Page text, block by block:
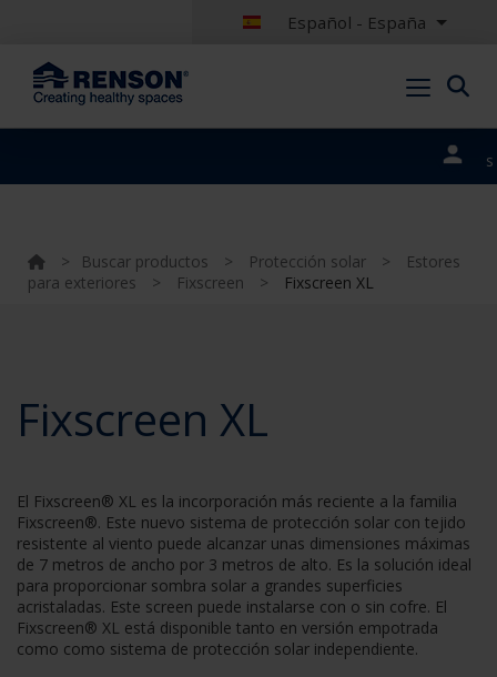
Español - España
portales
> Buscar productos > Protección solar >
Estores
para exteriores
> Fixscreen > Fixscreen XL
Fixscreen XL
El Fixscreen® XL es la incorporación más reciente a la familia
Fixscreen®. Este nuevo sistema de protección solar con tejido
resistente al viento puede alcanzar unas dimensiones máximas
de 7 metros de ancho por 3 metros de alto. Es la solución ideal
para proporcionar sombra solar a grandes superficies
acristaladas. Este screen puede instalarse con o sin cofre. El
Fixscreen® XL está disponible tanto en versión empotrada
como como sistema de protección solar independiente.